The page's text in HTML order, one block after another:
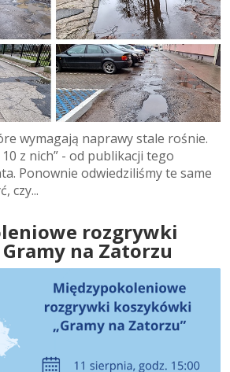
wymagają naprawy stale rośnie.
z nich” - od publikacji tego
Ponownie odwiedziliśmy te same
czy...
rozgrywki
na Zatorzu